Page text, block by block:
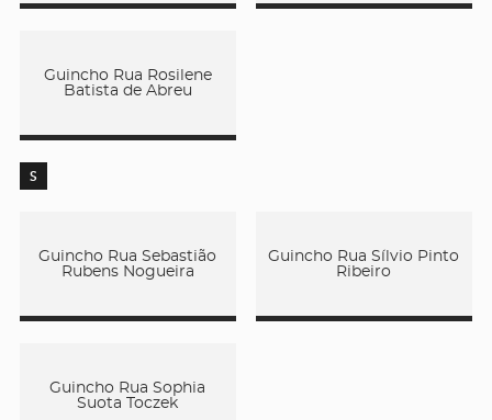
Guincho Rua Rosilene
Batista de Abreu
S
Guincho Rua Sebastião
Rubens Nogueira
Guincho Rua Sílvio Pinto
Ribeiro
Guincho Rua Sophia
Suota Toczek